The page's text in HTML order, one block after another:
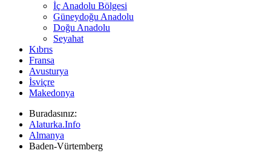
İç Anadolu Bölgesi
Güneydoğu Anadolu
Doğu Anadolu
Seyahat
Kıbrıs
Fransa
Avusturya
İsviçre
Makedonya
Buradasınız:
Alaturka.Info
Almanya
Baden-Vürtemberg